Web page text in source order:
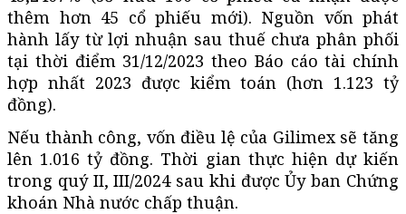
thêm hơn 45 cổ phiếu mới). Nguồn vốn phát
hành lấy từ lợi nhuận sau thuế chưa phân phối
tại thời điểm 31/12/2023 theo Báo cáo tài chính
hợp nhất 2023 được kiểm toán (hơn 1.123 tỷ
đồng).
Nếu thành công, vốn điều lệ của Gilimex sẽ tăng
lên 1.016 tỷ đồng. Thời gian thực hiện dự kiến
trong quý II, III/2024 sau khi được Ủy ban Chứng
khoán Nhà nước chấp thuận.